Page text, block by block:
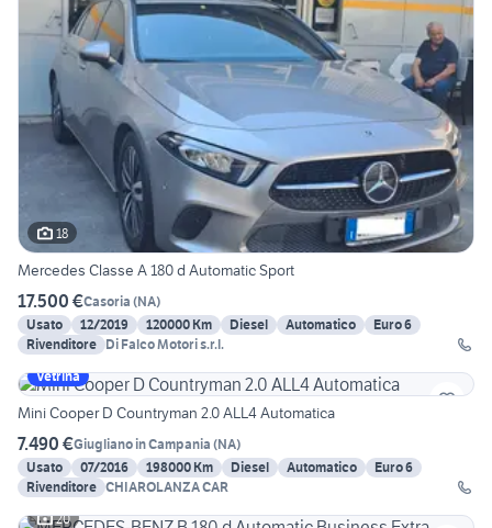
18
Mercedes Classe A 180 d Automatic Sport
17.500 €Casoria (NA)
Usato
12/2019 120000 Km Diesel Automatico
Euro 6
Rivenditore Di Falco Motori s.r.l.
Vetrina
Mini Cooper D Countryman 2.0 ALL4 Automatica
7.490 €Giugliano in Campania (NA)
Usato
07/2016 198000 Km Diesel Automatico
Euro 6
Rivenditore CHIAROLANZA CAR
20